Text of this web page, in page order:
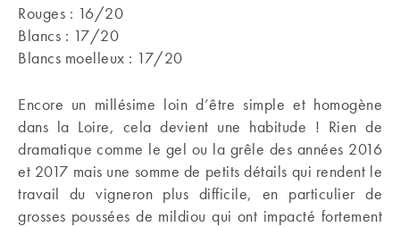
Rouges : 16/20
Blancs : 17/20
Blancs moelleux : 17/20
Encore un millésime loin d’être simple et homogène
dans la Loire, cela devient une habitude ! Rien de
dramatique comme le gel ou la grêle des années 2016
et 2017 mais une somme de petits détails qui rendent le
travail du vigneron plus difficile, en particulier de
grosses poussées de mildiou qui ont impacté fortement